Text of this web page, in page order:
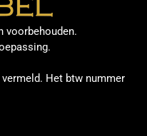
voorbehouden.
Het btw nummer